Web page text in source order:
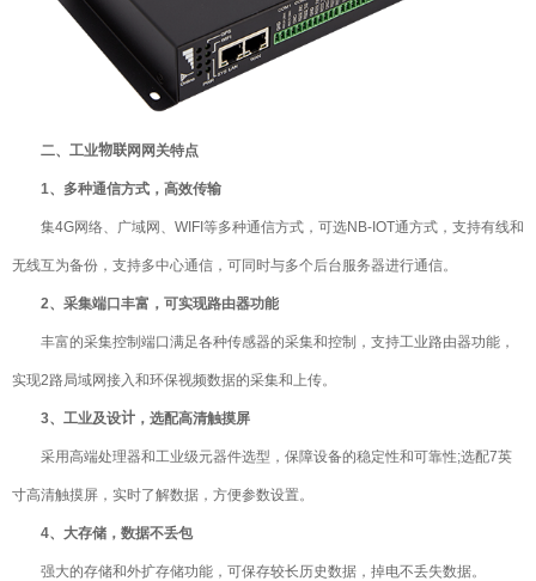
二、工业物联网网关特点
1、多种通信方式，高效传输
集4G网络、广域网、WIFI等多种通信方式，可选NB-IOT通方式，支持有线和
无线互为备份，支持多中心通信，可同时与多个后台服务器进行通信。
2、采集端口丰富，可实现路由器功能
丰富的采集控制端口满足各种传感器的采集和控制，支持工业路由器功能，
实现2路局域网接入和环保视频数据的采集和上传。
3、工业及设计，选配高清触摸屏
采用高端处理器和工业级元器件选型，保障设备的稳定性和可靠性;选配7英
寸高清触摸屏，实时了解数据，方便参数设置。
4、大存储，数据不丢包
强大的存储和外扩存储功能，可保存较长历史数据，掉电不丢失数据。